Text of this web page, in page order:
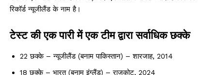
रिकॉर्ड न्यूजीलैंड के नाम है।
टेस्ट की एक पारी में एक टीम द्वारा सर्वाधिक छक्के
22 छक्के – न्यूजीलैंड (बनाम पाकिस्तान) – शारजाह, 2014
18 छक्के – भारत (बनाम इंग्लैंड) – राजकोट, 2024